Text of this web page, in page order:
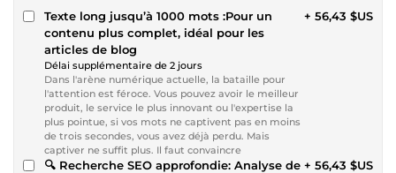
Texte long jusqu’à 1000 mots :Pour un
contenu plus complet, idéal pour les
articles de blog
Délai supplémentaire de 2 jours
Dans l'arène numérique actuelle, la bataille pour
l'attention est féroce. Vous pouvez avoir le meilleur
produit, le service le plus innovant ou l'expertise la
plus pointue, si vos mots ne captivent pas en moins
de trois secondes, vous avez déjà perdu. Mais
captiver ne suffit plus. Il faut convaincre
+ 56,43 $US
🔍 Recherche SEO approfondie: Analyse de + 56,43 $US